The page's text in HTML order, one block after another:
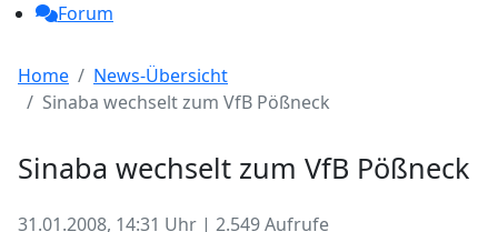
Forum
Home
News-Übersicht
Sinaba wechselt zum VfB Pößneck
Sinaba wechselt zum VfB Pößneck
31.01.2008, 14:31 Uhr | 2.549 Aufrufe